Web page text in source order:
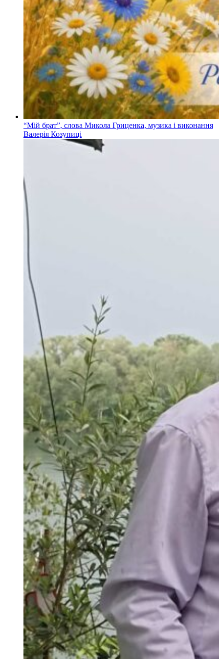
“Мій брат”, слова Микола Гриценка, музика і виконання
Валерія Козупиці